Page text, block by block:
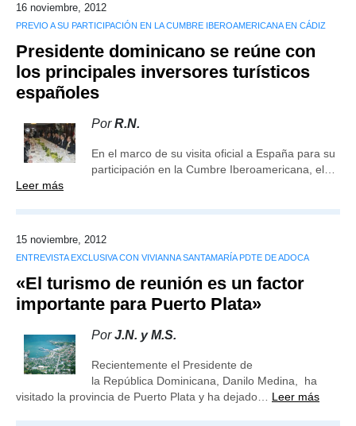
16 noviembre, 2012
PREVIO A SU PARTICIPACIÓN EN LA CUMBRE IBEROAMERICANA EN CÁDIZ
Presidente dominicano se reúne con
los principales inversores turísticos
españoles
PorR.N.
En el marco de su visita oficial a España para su
participación en la Cumbre Iberoamericana, el…
Leer más
15 noviembre, 2012
ENTREVISTA EXCLUSIVA CON VIVIANNA SANTAMARÍA PDTE DE ADOCA
«El turismo de reunión es un factor
importante para Puerto Plata»
PorJ.N. y M.S.
Recientemente el Presidente de
la República Dominicana, Danilo Medina, ha
visitado la provincia de Puerto Plata y ha dejado… Leer más